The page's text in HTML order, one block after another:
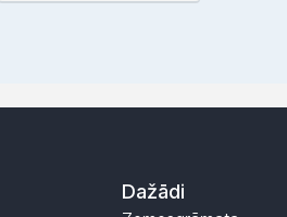
Dažādi